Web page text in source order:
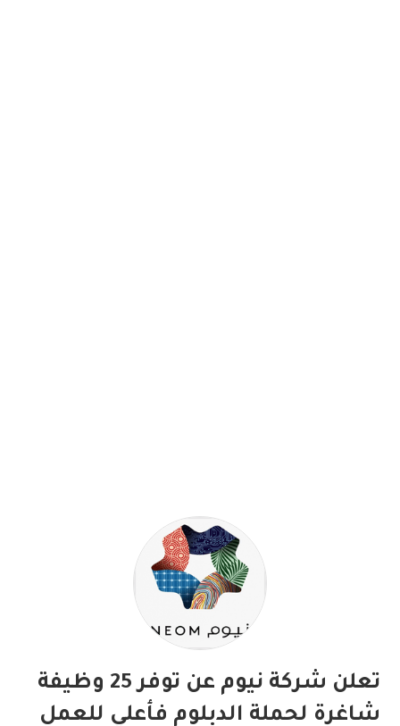
تعلن شركة نيوم عن توفر 25 وظيفة
شاغرة لحملة الدبلوم فأعلي للعمل